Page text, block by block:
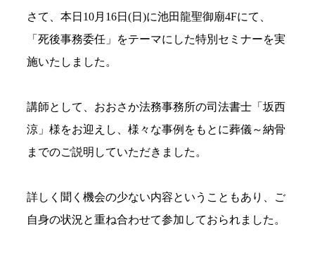
さて、本日10月16日(日)に池田龍聖御廟4Fにて、
「死後事務委任」をテーマにした特別セミナーを実
施いたしました。
講師として、おおさか法務事務所の司法書士「坂西
涼」様をお迎えし、様々な事例をもとに葬儀～納骨
までのご説明していただきました。
詳しく聞く機会の少ない内容ということもあり、ご
自身の状況と重ね合わせて参加しておられました。